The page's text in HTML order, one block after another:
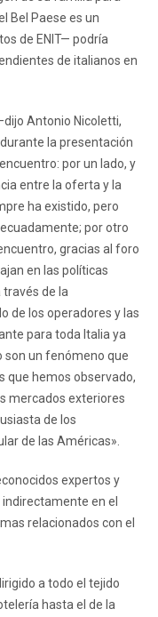
Bel Paese es un
de ENIT— podría
de italianos en
Antonio Nicoletti,
la presentación
por un lado, y
entre la oferta y la
ha existido, pero
por otro
gracias al foro
en las políticas
de la
de los operadores y las
para toda Italia ya
son un fenómeno que
que hemos observado,
mercados exteriores
de los
de las Américas».
expertos y
en el
relacionados con el
a todo el tejido
hasta el de la